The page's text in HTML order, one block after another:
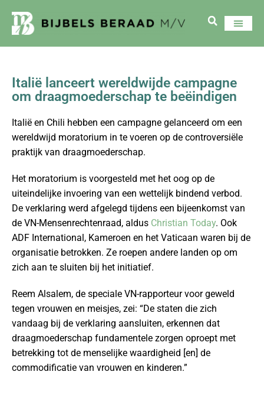
Italië lanceert wereldwijde campagne
om draagmoederschap te beëindigen
Italië en Chili hebben een campagne gelanceerd om een ​​
wereldwijd moratorium in te voeren op de controversiële
praktijk van draagmoederschap.
Het moratorium is voorgesteld met het oog op de
uiteindelijke invoering van een wettelijk bindend verbod.
De verklaring werd afgelegd tijdens een bijeenkomst van
de VN-Mensenrechtenraad, aldus Christian Today. Ook
ADF International, Kameroen en het Vaticaan waren bij de
organisatie betrokken. Ze roepen andere landen op om
zich aan te sluiten bij het initiatief.
Reem Alsalem, de speciale VN-rapporteur voor geweld
tegen vrouwen en meisjes, zei: “De staten die zich
vandaag bij de verklaring aansluiten, erkennen dat
draagmoederschap fundamentele zorgen oproept met
betrekking tot de menselijke waardigheid [en] de
commodificatie van vrouwen en kinderen.”